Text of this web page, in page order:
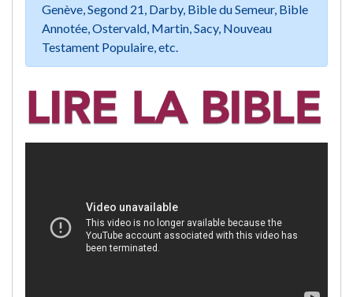
Genève, Segond 21, Darby, Bible du Semeur, Bible
Annotée, Ostervald, Martin, Sacy, Nouveau
Testament Populaire, etc.